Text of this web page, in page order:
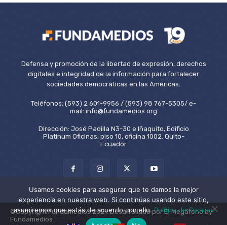
Defensa y promoción de la libertad de expresión, derechos
digitales e integridad de la información para fortalecer
sociedades democráticas en las Américas.
Teléfonos: (593) 2 601-9956 / (593) 98 767-5305/ e-
mail: info@fundamedios.org
Dirección: José Padilla N3-30 e Iñaquito, Edificio
Platinum Oficinas, piso 10, oficina 1002. Quito-
Ecuador
©Copyright Fundamedios 2021. Desarrollado por El Megáfono by
Fundamedios.
Usamos cookies para asegurar que te damos la mejor
experiencia en nuestra web. Si continúas usando este sitio,
asumiremos que estás de acuerdo con ello.Política de Cookies